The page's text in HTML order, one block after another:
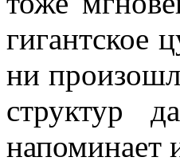
гигантское
ни
структур
напоминает